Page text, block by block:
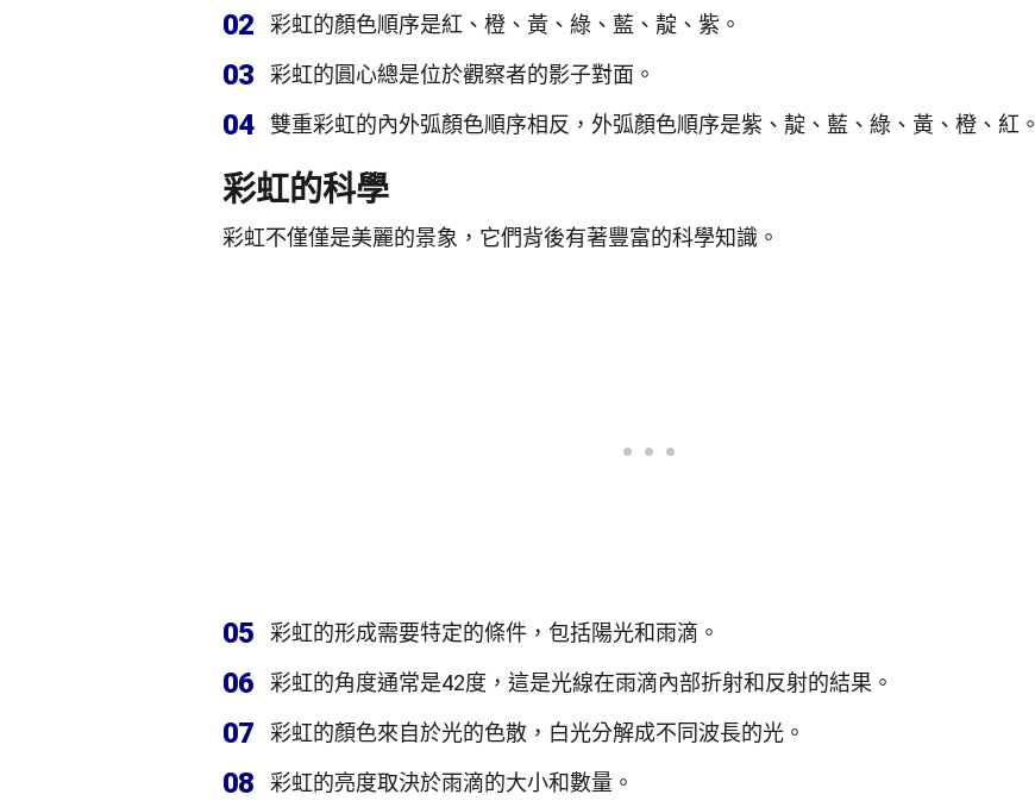
02 彩虹的顏色順序是紅、橙、黃、綠、藍、靛、紫。
03 彩虹的圓心總是位於觀察者的影子對面。
04 雙重彩虹的內外弧顏色順序相反，外弧顏色順序是紫、靛、藍、綠、黃、橙、紅。
彩虹的科學
彩虹不僅僅是美麗的景象，它們背後有著豐富的科學知識。
05 彩虹的形成需要特定的條件，包括陽光和雨滴。
06 彩虹的角度通常是42度，這是光線在雨滴內部折射和反射的結果。
07 彩虹的顏色來自於光的色散，白光分解成不同波長的光。
08 彩虹的亮度取決於雨滴的大小和數量。